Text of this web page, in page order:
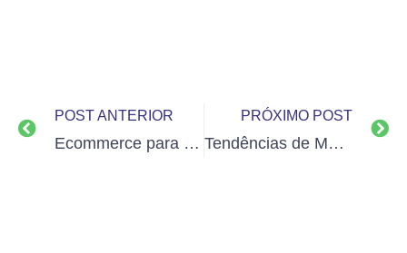
POST ANTERIOR
Ecommerce para Produtos PET
PRÓXIMO POST
Tendências de Marketing de Varejo para 2022